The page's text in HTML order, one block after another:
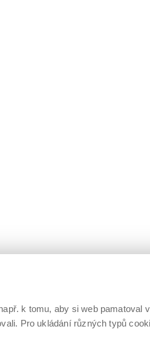
k tomu, aby si web pamatoval
Pro ukládání různých typů